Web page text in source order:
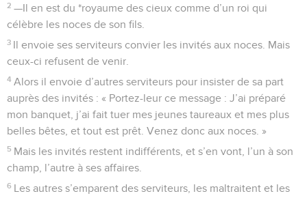
2 —Il en est du *royaume des cieux comme d’un roi qui
célèbre les noces de son fils.
3 Il envoie ses serviteurs convier les invités aux noces. Mais
ceux-ci refusent de venir.
4 Alors il envoie d’autres serviteurs pour insister de sa part
auprès des invités : « Portez-leur ce message : J’ai préparé
mon banquet, j’ai fait tuer mes jeunes taureaux et mes plus
belles bêtes, et tout est prêt. Venez donc aux noces. »
5 Mais les invités restent indifférents, et s’en vont, l’un à son
champ, l’autre à ses affaires.
6 Les autres s’emparent des serviteurs, les maltraitent et les